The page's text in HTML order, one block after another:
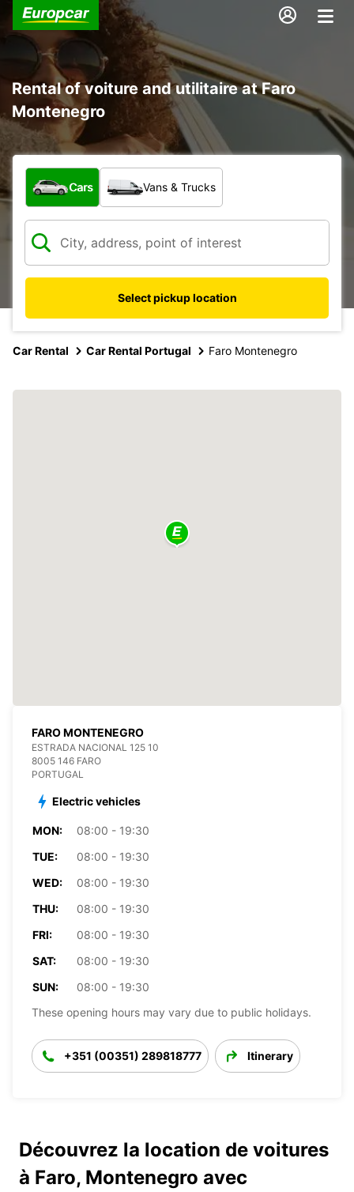
Rental of voiture and utilitaire at Faro
Montenegro
What type of vehicle?
Cars Vans & Trucks
Select pickup location
Car Rental Car Rental Portugal Faro Montenegro
FARO MONTENEGRO
ESTRADA NACIONAL 125 10
8005 146 FARO
PORTUGAL
Electric vehicles
MON:
08:00 - 19:30
TUE:
08:00 - 19:30
WED:
08:00 - 19:30
THU:
08:00 - 19:30
FRI:
08:00 - 19:30
SAT:
08:00 - 19:30
SUN:
08:00 - 19:30
These opening hours may vary due to public holidays.
+351 (00351) 289818777 Itinerary
Découvrez la location de voitures
à Faro, Montenegro avec